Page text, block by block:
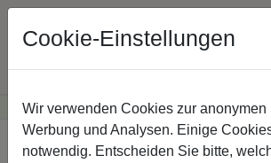
Günstige Versandkosteninnerhalb
Startseite
Cookie-Einstellungen
Wir verwenden Cookies zur anonymen
Werbung und Analysen. Einige
notwendig. Entscheiden Sie bitte,